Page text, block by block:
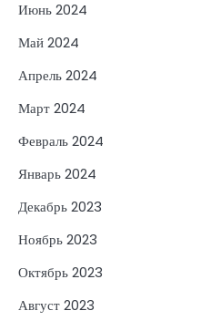
Июнь 2024
Май 2024
Апрель 2024
Март 2024
Февраль 2024
Январь 2024
Декабрь 2023
Ноябрь 2023
Октябрь 2023
Август 2023